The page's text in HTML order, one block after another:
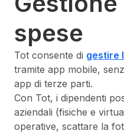
spese
Tot consente di gestire
tramite app mobile,
app di terze parti.
Con Tot, i dipendenti
aziendali (fisiche e
operative, scattare la